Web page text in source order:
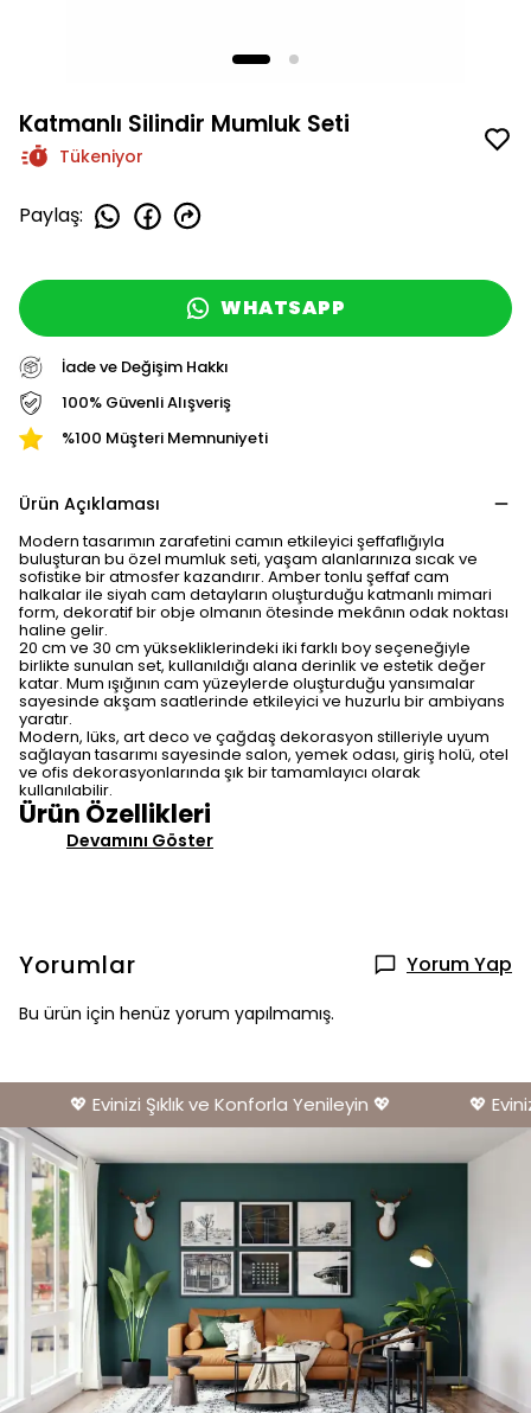
Katmanlı Silindir Mumluk Seti
Tükeniyor
Paylaş:
WHATSAPP
İade ve Değişim Hakkı
100% Güvenli Alışveriş
%100 Müşteri Memnuniyeti
Ürün Açıklaması
Modern tasarımın zarafetini camın etkileyici şeffaflığıyla
buluşturan bu özel mumluk seti, yaşam alanlarınıza sıcak ve
sofistike bir atmosfer kazandırır. Amber tonlu şeffaf cam
halkalar ile siyah cam detayların oluşturduğu katmanlı mimari
form, dekoratif bir obje olmanın ötesinde mekânın odak noktası
haline gelir.
20 cm ve 30 cm yüksekliklerindeki iki farklı boy seçeneğiyle
birlikte sunulan set, kullanıldığı alana derinlik ve estetik değer
katar. Mum ışığının cam yüzeylerde oluşturduğu yansımalar
sayesinde akşam saatlerinde etkileyici ve huzurlu bir ambiyans
yaratır.
Modern, lüks, art deco ve çağdaş dekorasyon stilleriyle uyum
sağlayan tasarımı sayesinde salon, yemek odası, giriş holü, otel
ve ofis dekorasyonlarında şık bir tamamlayıcı olarak
kullanılabilir.
Ürün Özellikleri
Devamını Göster
Yorumlar Yorum Yap
Bu ürün için henüz yorum yapılmamış.
💖 Evinizi Şıklık ve Konforla Yenileyin 💖 💖